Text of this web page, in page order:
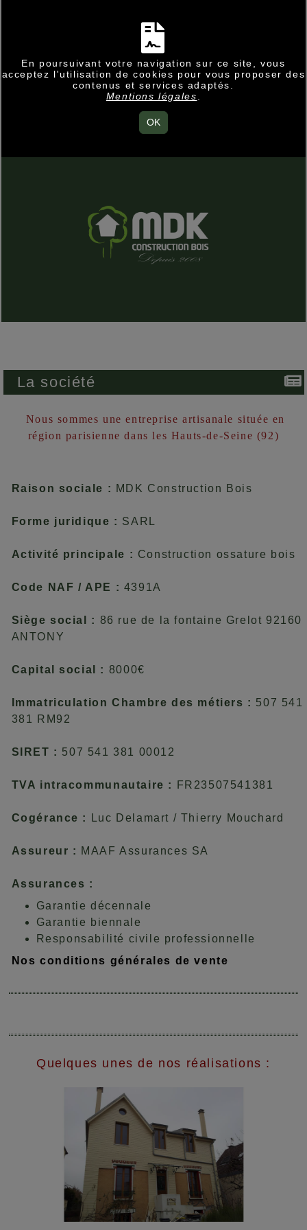
En poursuivant votre navigation sur ce site, vous
acceptez l'utilisation de cookies pour vous proposer des
contenus et services adaptés.
Mentions légales
OK
La société
Nous sommes une entreprise artisanale située en
région parisienne dans les Hauts-de-Seine (92)
Raison sociale : MDK Construction Bois
Forme juridique : SARL
Activité principale : Construction ossature bois
Code NAF / APE : 4391A
Siège social : 86 rue de la fontaine Grelot 92160
ANTONY
Capital social : 8000€
Immatriculation Chambre des métiers : 507 541
381 RM92
SIRET : 507 541 381 00012
TVA intracommunautaire : FR23507541381
Cogérance : Luc Delamart / Thierry Mouchard
Assureur : MAAF Assurances SA
Assurances :
Garantie décennale
Garantie biennale
Responsabilité civile professionnelle
Nos conditions générales de vente
Quelques unes de nos réalisations :